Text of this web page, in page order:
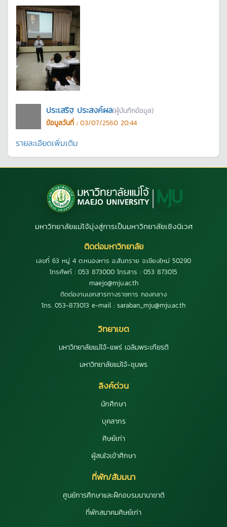
ประเสริฐ ประสงค์ผล(ผู้บันทึกข้อมูล)
ข้อมูลวันที่ : 03/07/2560 20:44
รายละเอียดเพิ่มเติม
มหาวิทยาลัยแม่โจ้มุ่งสู่การเป็นมหาวิทยาลัยเชิงนิเวศ
ติดต่อมหาวิทยาลัย
เลขที่ 63 หมู่ 4 ต.หนองหาร อ.สันทราย จ.เชียงใหม่ 50290
โทรศัพท์ : 053 873000 โทรสาร : 053 873015
maejo@mju.ac.th
ติดต่องานเอกสารทางราชการ กองกลาง
โทร. 053-873013 e-mail : saraban_mju@mju.ac.th
วิทยาเขต
มหาวิทยาลัยแม่โจ้-แพร่ เฉลิมพระเกียรติ
มหาวิทยาลัยแม่โจ้-ชุมพร
ลิงค์ด่วน
นักศึกษา
บุคลากร
ศิษย์เก่า
ผู้สนใจเข้าศึกษา
ที่พัก/สัมมนา
ศูนย์การศึกษาและฝึกอบรมนานาชาติ
ที่พักสมาคมศิษย์เก่า